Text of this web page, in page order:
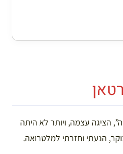
הציגה עצמה, ויותר לא היתה
הנעתי וחזרתי למלטרואה.